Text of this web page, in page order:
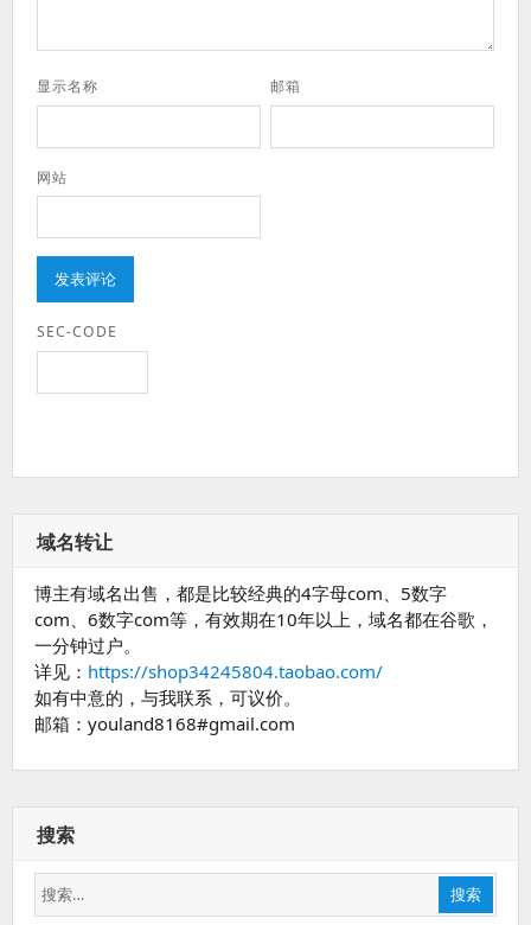
显示名称 邮箱
网站
SEC-CODE
域名转让
博主有域名出售，都是比较经典的4字母com、5数字
com、6数字com等，有效期在10年以上，域名都在谷歌，
一分钟过户。
详见： https://shop34245804.taobao.com/
如有中意的，与我联系，可议价。
邮箱：youland8168#gmail.com
搜索
搜
索：
搜索